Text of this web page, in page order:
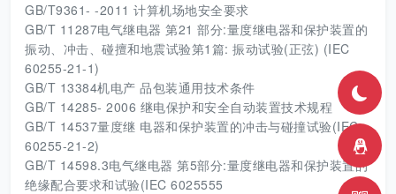
GB/T9361- -2011 计算机场地安全要求
GB/T 11287电气继电器 第21 部分:量度继电器和保护装置的
振动、冲击、碰擅和地震试验第1篇: 振动试验(正弦) (IEC
60255-21-1)
GB/T 13384机电产 品包装通用技术条件
GB/T 14285- 2006 继电保护和安全自动装置技术规程
GB/T 14537量度继 电器和保护装置的冲击与碰撞试验(IEC
60255-21-2)
GB/T 14598.3电气继电器 第5部分:量度继电器和保护装置的
绝缘配合要求和试验(IEC 6025555